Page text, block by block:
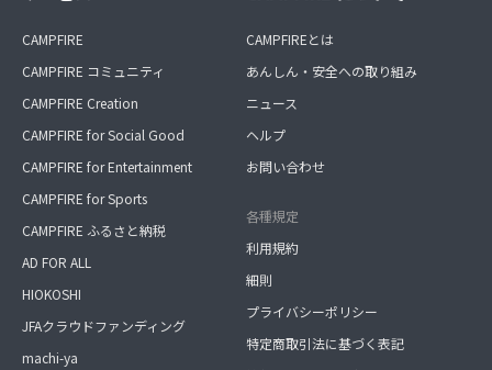
CAMPFIRE
CAMPFIRE コミュニティ
CAMPFIRE Creation
CAMPFIRE for Social Good
CAMPFIRE for Entertainment
CAMPFIRE for Sports
CAMPFIRE ふるさと納税
AD FOR ALL
HIOKOSHI
JFAクラウドファンディング
machi-ya
CAMPFIREとは
あんしん・安全への取り組み
ニュース
ヘルプ
お問い合わせ
各種規定
利用規約
細則
プライバシーポリシー
特定商取引法に基づく表記